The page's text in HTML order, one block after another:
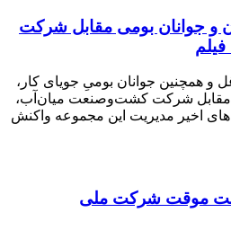
و جوانان بومی مقابل شرکت
و همچنین جوانان بومیِ جویای کار،
مقابل شرکت کشت‌وصنعت میان‌آب،
اخیر مدیریت این مجموعه واکنش
موقت شرکت ملی